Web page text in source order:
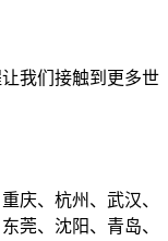
我们接触到更多世
庆、杭州、武汉、
莞、沈阳、青岛、